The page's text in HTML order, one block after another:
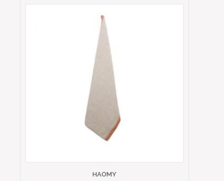
HAOMY